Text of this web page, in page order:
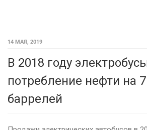
14 МАЯ, 2019
В 2018 году
потребление нефти на
баррелей